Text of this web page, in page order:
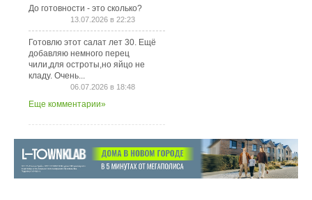
До готовности - это сколько?
13.07.2026 в 22:23
Готовлю этот салат лет 30. Ещё
добавляю немного перец
чили,для остроты,но яйцо не
кладу. Очень...
06.07.2026 в 18:48
Еще комментарии»